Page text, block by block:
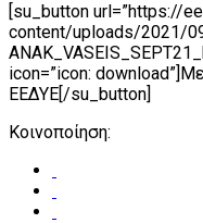
[su_button url=”https://
content/uploads/2021/
icon=”icon:
ΕΕΔΥΕ[/su_button]
Κοινοποίηση: